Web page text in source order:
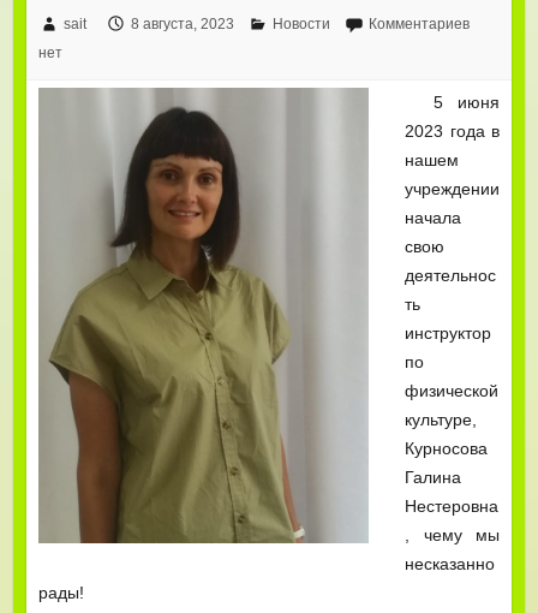
sait 8 августа, 2023 Новости
Комментариев
нет
5 июня
2023 года в
нашем
учреждении
начала
свою
деятельнос
ть
инструктор
по
физической
культуре,
Курносова
Галина
Нестеровна
, чему мы
несказанно
рады!